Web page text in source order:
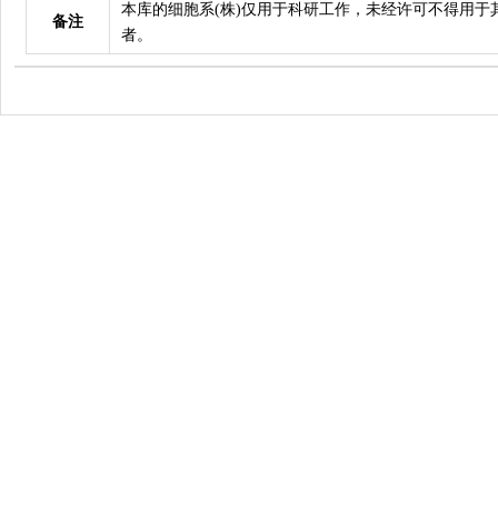
备注
本库的细胞系(株)仅用于科研工作，未经许可不得用
者。